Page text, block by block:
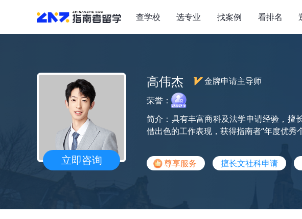
查学校 选专业 找案例 看排名
立即咨询
高伟杰
金牌申请主导师
荣誉：
简介：具有丰富商科及法学申请经验，擅
借出色的工作表现，获得指南者“年度优秀
尊享服务 擅长文社科申请